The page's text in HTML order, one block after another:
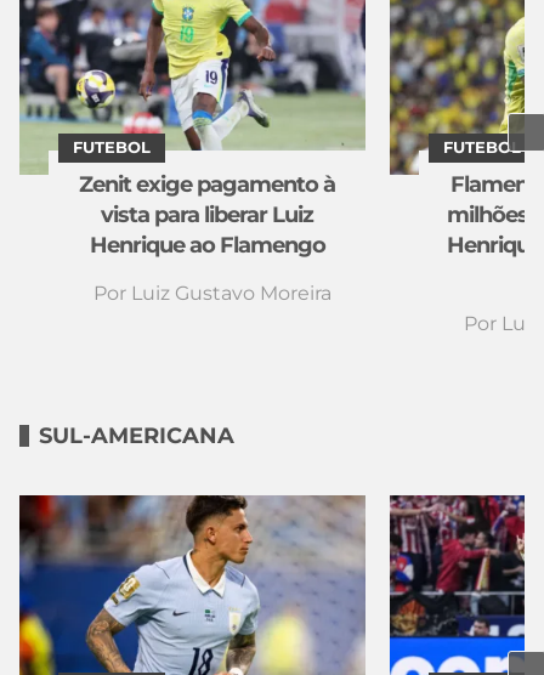
Zenit exige pagamento à
vista para liberar Luiz
Henrique ao Flamengo
Por Luiz Gustavo Moreira
FUTEBOL
milhões
Por
FUTEBOL
SUL-AMERICANA